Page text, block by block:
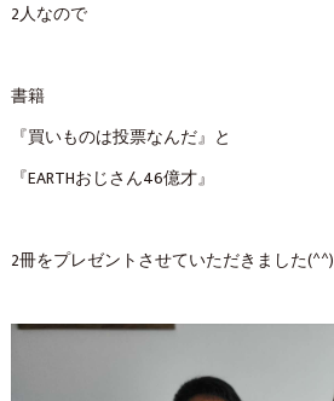
2人なので
書籍
『買いものは投票なんだ』と
『EARTHおじさん46億才』
2冊をプレゼントさせていただきました(^^)